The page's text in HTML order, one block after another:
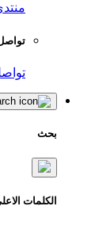
بحث
الكلمات